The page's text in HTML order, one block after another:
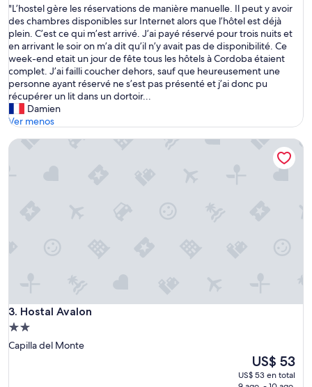
a
d
a
s
"
10,
(1
opinión)
"
L
’
h
o
s
t
e
l
g
r
i
n
s
"L’hostel gère les réservations de manière manuelle. Il peut y avoir
des chambres disponibles sur Internet alors que l’hôtel est déjà
plein. C’est ce qui m’est arrivé. J’ai payé réservé pour trois nuits et
en arrivant le soir on m’a dit qu’il n’y avait pas de disponibilité. Ce
week-end etait un jour de fête tous les hôtels à Cordoba étaient
complet. J’ai failli coucher dehors, sauf que heureusement une
personne ayant réservé ne s’est pas présenté et j’ai donc pu
récupérer un lit dans un dortoir...
Damien
Ver menos
3. Hostal Avalon
Hostal Avalon
Propiedad
de
Capilla del Monte
El
precio
actual
US$ 53
US$ 53 en total
Hostal Avalon